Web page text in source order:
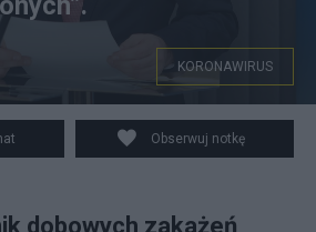
fala jest już na dobre w
KORONAWIRUS
Obserwuj notkę
dobowych zakażeń